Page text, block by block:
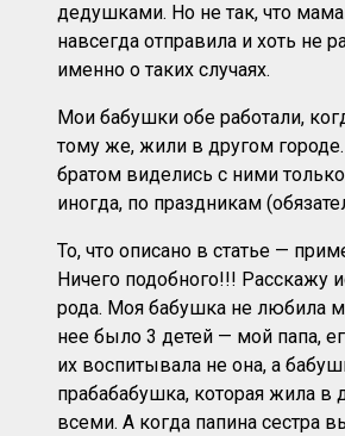
дедушками. Но не так, что
навсегда отправила и хоть не
именно о таких случаях.
Мои бабушки обе работали,
тому же, жили в другом
братом виделись с ними
иногда, по праздникам
То, что описано в статье —
Ничего подобного!!! Расскажу
рода. Моя бабушка не любила
нее было 3 детей — мой папа,
их воспитывала не она, а
прабабабушка, которая жила в
всеми. А когда папина сестра